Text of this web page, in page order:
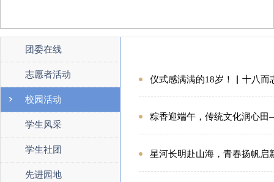
团委在线
志愿者活动
校园活动
学生风采
学生社团
先进园地
仪式感满满的18岁！▏十八而
粽香迎端午，传统文化润心
星河长明赴山海，青春扬帆启